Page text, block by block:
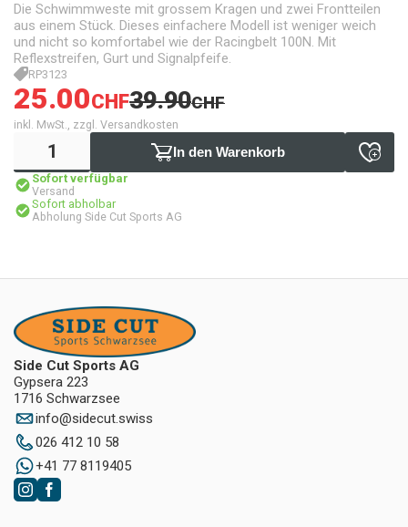
Die Schwimmweste mit grossem Kragen und zwei Frontteilen
aus einem Stück. Dieses einfachere Modell ist weniger weich
und nicht so komfortabel wie der Racingbelt 100N. Mit
Reflexstreifen, Gurt und Signalpfeife.
RP3123
25.00CHF39.90CHF
inkl. MwSt., zzgl. Versandkosten
In den Warenkorb
Sofort verfügbar
Versand
Sofort abholbar
Abholung Side Cut Sports AG
Side Cut Sports AG
Gypsera 223
1716 Schwarzsee
info@sidecut.swiss
026 412 10 58
+41 77 8119405